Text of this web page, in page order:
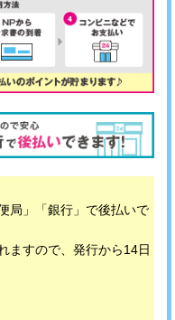
局」「銀行」で後払いで
ますので、発行から14日